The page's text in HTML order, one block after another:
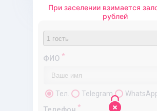
При заселении взимается
рублей
Предоплата Полная
ФИО *
Тел. Telegram
*